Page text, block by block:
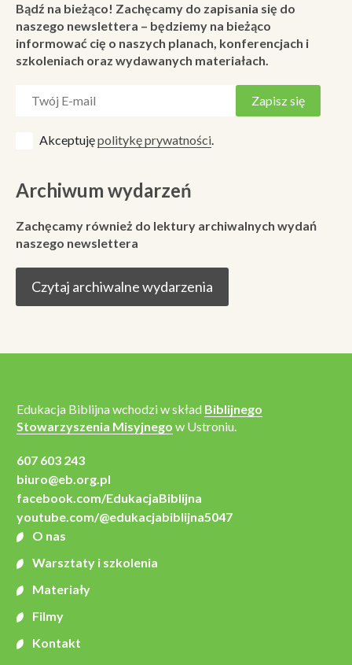
Bądź na bieżąco! Zachęcamy do zapisania się do
naszego newslettera – będziemy na bieżąco
informować cię o naszych planach, konferencjach i
szkoleniach oraz wydawanych materiałach.
Akceptujępolitykę prywatności.
Archiwum wydarzeń
Zachęcamy również do lektury archiwalnych wydań
naszego newslettera
Czytaj archiwalne wydarzenia
Edukacja Biblijna wchodzi w skład Biblijnego
Stowarzyszenia Misyjnego w Ustroniu.
607 603 243
biuro@eb.org.pl
facebook.com/EdukacjaBiblijna
youtube.com/@edukacjabiblijna5047
O nas
Warsztaty i szkolenia
Materiały
Filmy
Kontakt